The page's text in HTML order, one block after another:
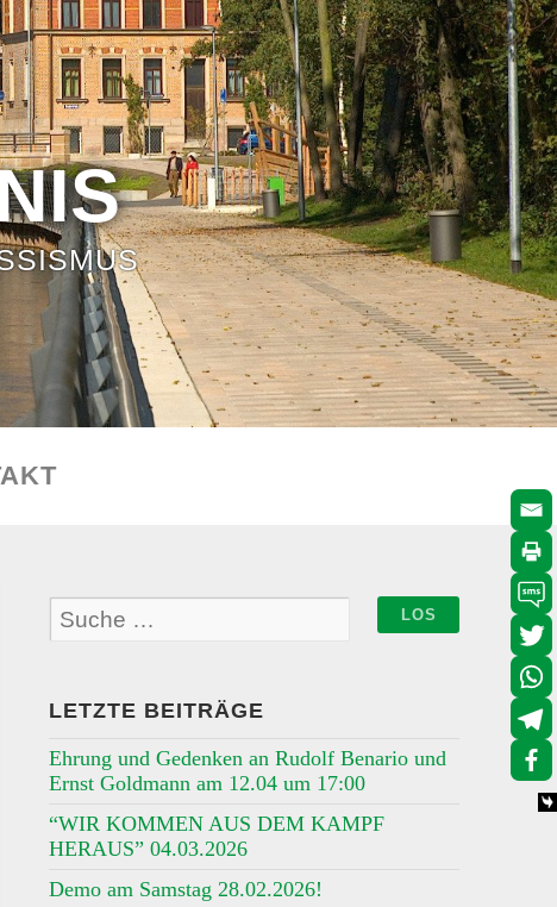
LETZTE BEITRÄGE
Ehrung und Gedenken an Rudolf Benario und
Ernst Goldmann am 12.04 um 17:00
“WIR KOMMEN AUS DEM KAMPF
HERAUS” 04.03.2026
Demo am Samstag 28.02.2026!